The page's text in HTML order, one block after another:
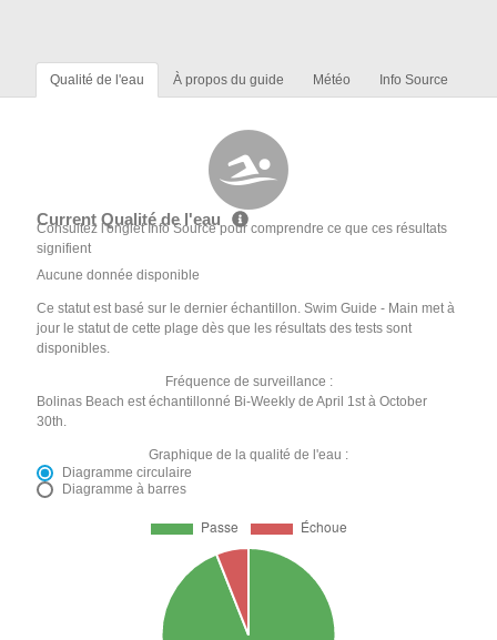
Qualité de l'eau À propos du guide Météo Info Source
Current Qualité de l'eau
Consultez l'onglet Info Source pour comprendre ce que ces résultats
signifient
Aucune donnée disponible
Ce statut est basé sur le dernier échantillon. Swim Guide - Main met à
jour le statut de cette plage dès que les résultats des tests sont
disponibles.
Fréquence de surveillance :
Bolinas Beach est échantillonné Bi-Weekly de April 1st à October
30th.
Graphique de la qualité de l'eau :
Diagramme circulaire
Diagramme à barres